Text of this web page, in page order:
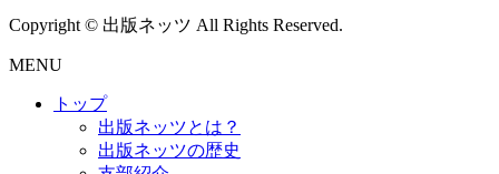
Copyright © 出版ネッツ All Rights Reserved.
MENU
トップ
出版ネッツとは？
出版ネッツの歴史